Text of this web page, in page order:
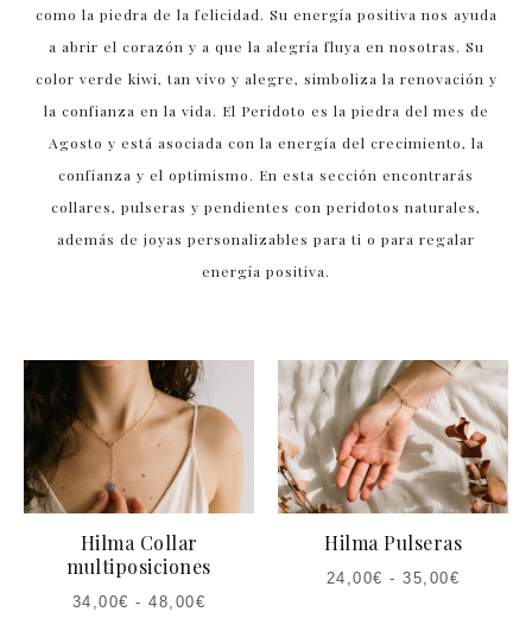
como la piedra de la felicidad. Su energía positiva nos ayuda
a abrir el corazón y a que la alegría fluya en nosotras. Su
color verde kiwi, tan vivo y alegre, simboliza la renovación y
la confianza en la vida. El Peridoto es la piedra del mes de
Agosto y está asociada con la energía del crecimiento, la
confianza y el optimismo. En esta sección encontrarás
collares, pulseras y pendientes con peridotos naturales,
además de joyas personalizables para ti o para regalar
energía positiva.
Hilma Collar
multiposiciones
34,00€ -48,00€
Hilma Pulseras
24,00€ -35,00€